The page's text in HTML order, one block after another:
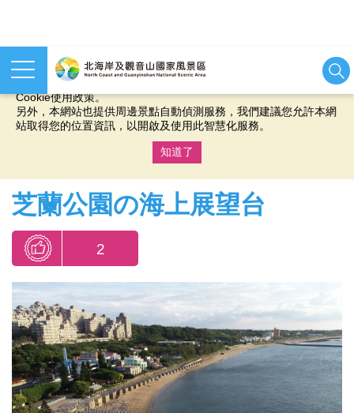
本網站使用cookies等相關技術以持續優化網站服務，並有助於為
您提供更佳的體驗，當您繼續使用本網站即表示您同意我們的
Cookie使用政策。
另外，本網站也提供周邊景點自動偵測服務，我們建議您允許本網
站取得您的位置資訊，以開啟及使用此智慧化服務。
知道了
芝蘭公園の海上展望台
2